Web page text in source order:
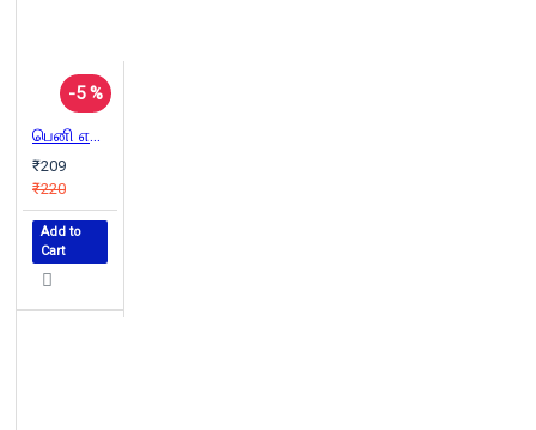
-5 %
பெனி எனும் சிறுவன்
₹209
₹220
Add to
Cart